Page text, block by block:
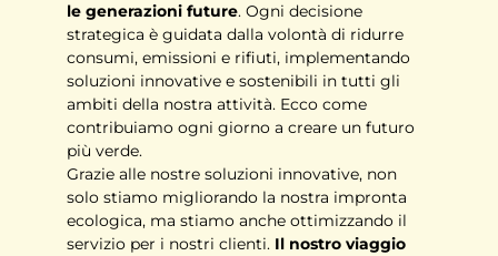
le generazioni future. Ogni decisione
strategica è guidata dalla volontà di ridurre
consumi, emissioni e rifiuti, implementando
soluzioni innovative e sostenibili in tutti gli
ambiti della nostra attività. Ecco come
contribuiamo ogni giorno a creare un futuro
più verde.
Grazie alle nostre soluzioni innovative, non
solo stiamo migliorando la nostra impronta
ecologica, ma stiamo anche ottimizzando il
servizio per i nostri clienti. Il nostro viaggio